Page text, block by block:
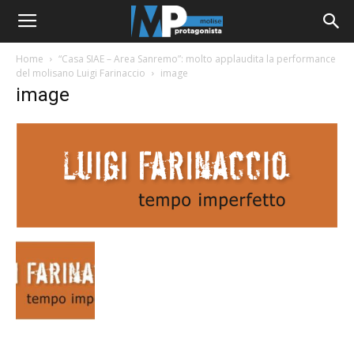
Home
“Casa SIAE – Area Sanremo”: molto applaudita la performance
del molisano Luigi Farinaccio
image
image